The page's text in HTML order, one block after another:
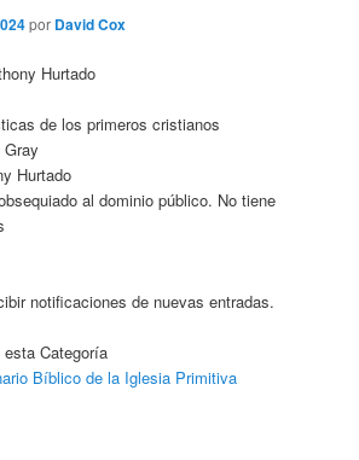
por David Cox
Hurtado
de los primeros cristianos
Hurtado
al dominio público. No tiene
notificaciones de nuevas entradas.
Categoría
Bíblico de la Iglesia Primitiva